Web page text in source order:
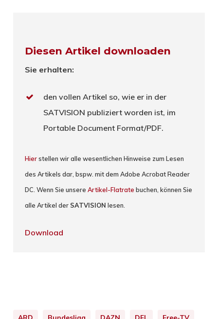
Diesen Artikel downloaden
Sie erhalten:
den vollen Artikel so, wie er in der
SATVISION publiziert worden ist, im
Portable Document Format/PDF.
Hierstellen wir alle wesentlichen Hinweise zum Lesen
des Artikels dar, bspw. mit dem Adobe Acrobat Reader
DC. Wenn Sie unsereArtikel-Flatrate buchen, können Sie
alle Artikel der SATVISION lesen.
Download